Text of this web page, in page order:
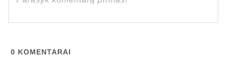
0 KOMENTARAI